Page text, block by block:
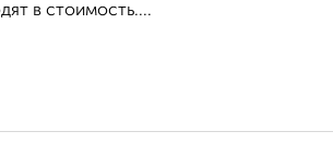
в стоимость....